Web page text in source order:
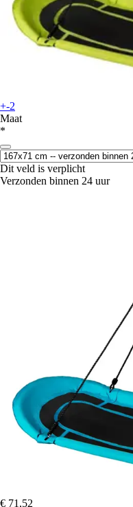
+-2
Maat
*
Dit veld is verplicht
Verzonden binnen 24 uur
€ 71,52